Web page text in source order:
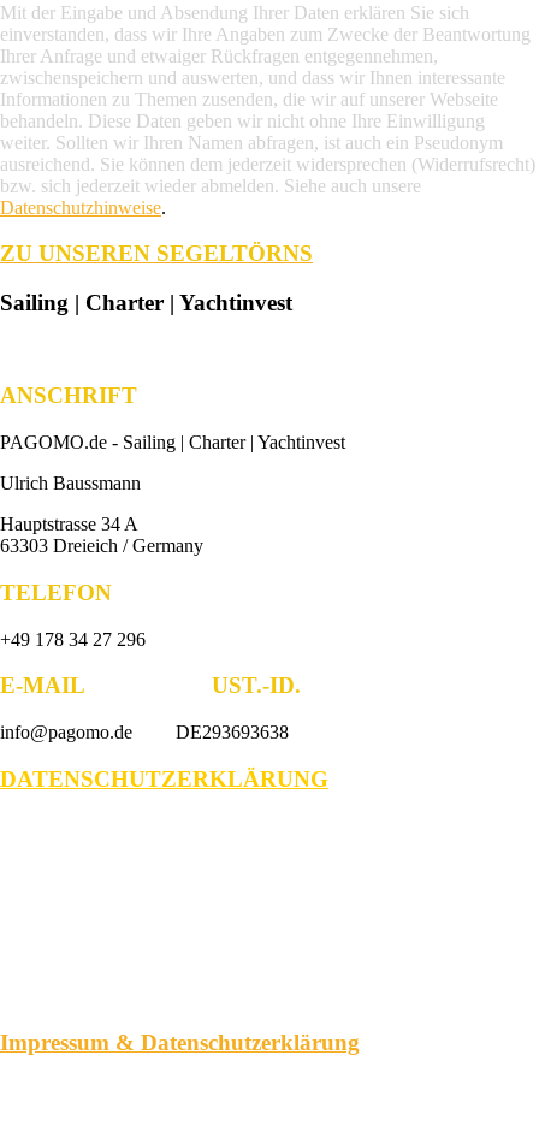
Mit der Eingabe und Absendung Ihrer Daten erklären Sie sich
einverstanden, dass wir Ihre Angaben zum Zwecke der Beantwortung
Ihrer Anfrage und etwaiger Rückfragen entgegennehmen,
zwischenspeichern und auswerten, und dass wir Ihnen interessante
Informationen zu Themen zusenden, die wir auf unserer Webseite
behandeln. Diese Daten geben wir nicht ohne Ihre Einwilligung
weiter. Sollten wir Ihren Namen abfragen, ist auch ein Pseudonym
ausreichend. Sie können dem jederzeit widersprechen (Widerrufsrecht)
bzw. sich jederzeit wieder abmelden. Siehe auch unsere
Datenschutzhinweise.
ZU UNSEREN SEGELTÖRNS
Sailing | Charter | Yachtinvest
ANSCHRIFT
PAGOMO.de - Sailing | Charter | Yachtinvest
Ulrich Baussmann
Hauptstrasse 34 A
63303 Dreieich / Germany
TELEFON
+49 178 34 27 296
E-MAIL UST.-ID.
info@pagomo.de DE293693638
DATENSCHUTZERKLÄRUNG
Impressum & Datenschutzerklärung